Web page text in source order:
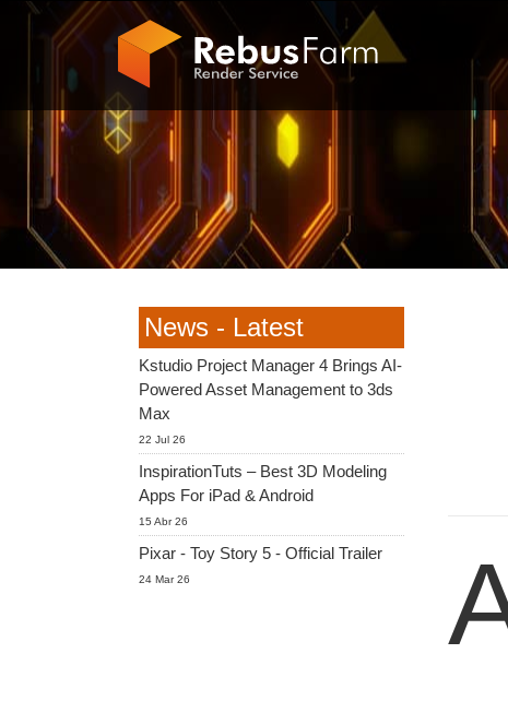
News - Latest
Kstudio Project Manager 4 Brings AI-
Powered Asset Management to 3ds
Max
22 Jul 26
InspirationTuts – Best 3D Modeling
Apps For iPad & Android
15 Abr 26
Pixar - Toy Story 5 - Official Trailer
24 Mar 26